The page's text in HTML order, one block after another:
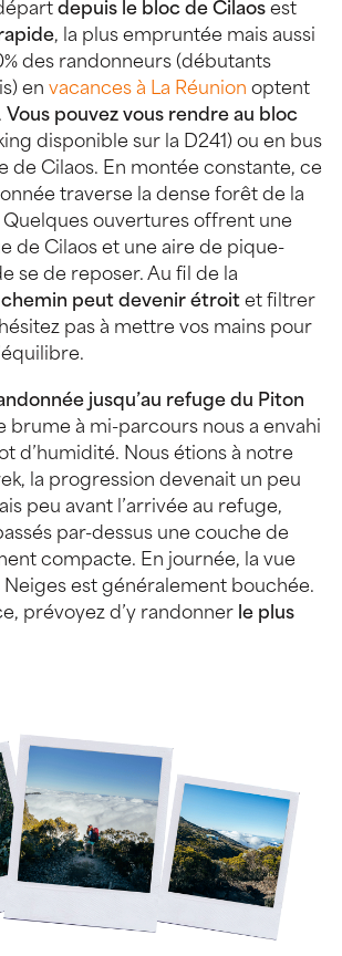
depuis le bloc de Cilaos est
, la plus empruntée mais aussi
des randonneurs (débutants
en vacances à La Réunion optent
Vous pouvez vous rendre au bloc
disponible sur la D241) ou en bus
de Cilaos. En montée constante, ce
traverse la dense forêt de la
Quelques ouvertures offrent une
de Cilaos et une aire de pique-
se de reposer. Au fil de la
chemin peut devenir étroit et filtrer
pas à mettre vos mains pour
jusqu’au refuge du Piton
brume à mi-parcours nous a envahi
d’humidité. Nous étions à notre
la progression devenait un peu
peu avant l’arrivée au refuge,
par-dessus une couche de
compacte. En journée, la vue
Neiges est généralement bouchée.
prévoyez d’y randonner le plus